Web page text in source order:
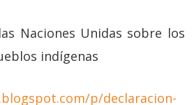
Naciones Unidas sobre los
indígenas
p/declaracion-